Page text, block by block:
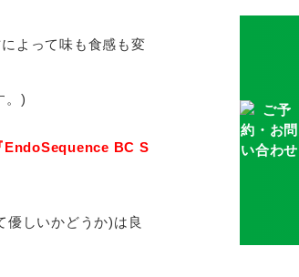
よって味も食感も変
。)
EndoSequence BC S
優しいかどうか)は良